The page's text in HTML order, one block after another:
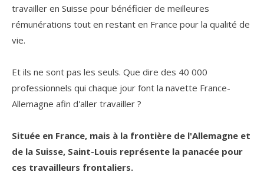
travailler en Suisse pour bénéficier de meilleures
rémunérations tout en restant en France pour la qualité de
vie.
Et ils ne sont pas les seuls. Que dire des 40 000
professionnels qui chaque jour font la navette France-
Allemagne afin d'aller travailler ?
Située en France, mais à la frontière de l'Allemagne et
de la Suisse, Saint-Louis représente la panacée pour
ces travailleurs frontaliers.